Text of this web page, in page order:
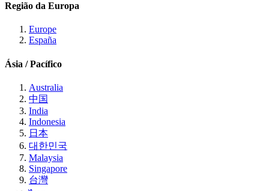
Região da Europa
Europe
España
Ásia / Pacífico
Australia
中国
India
Indonesia
日本
대한민국
Malaysia
Singapore
台灣